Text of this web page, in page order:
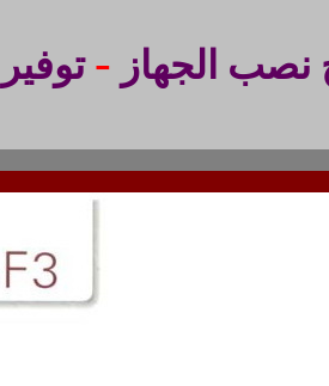
الجهاز -